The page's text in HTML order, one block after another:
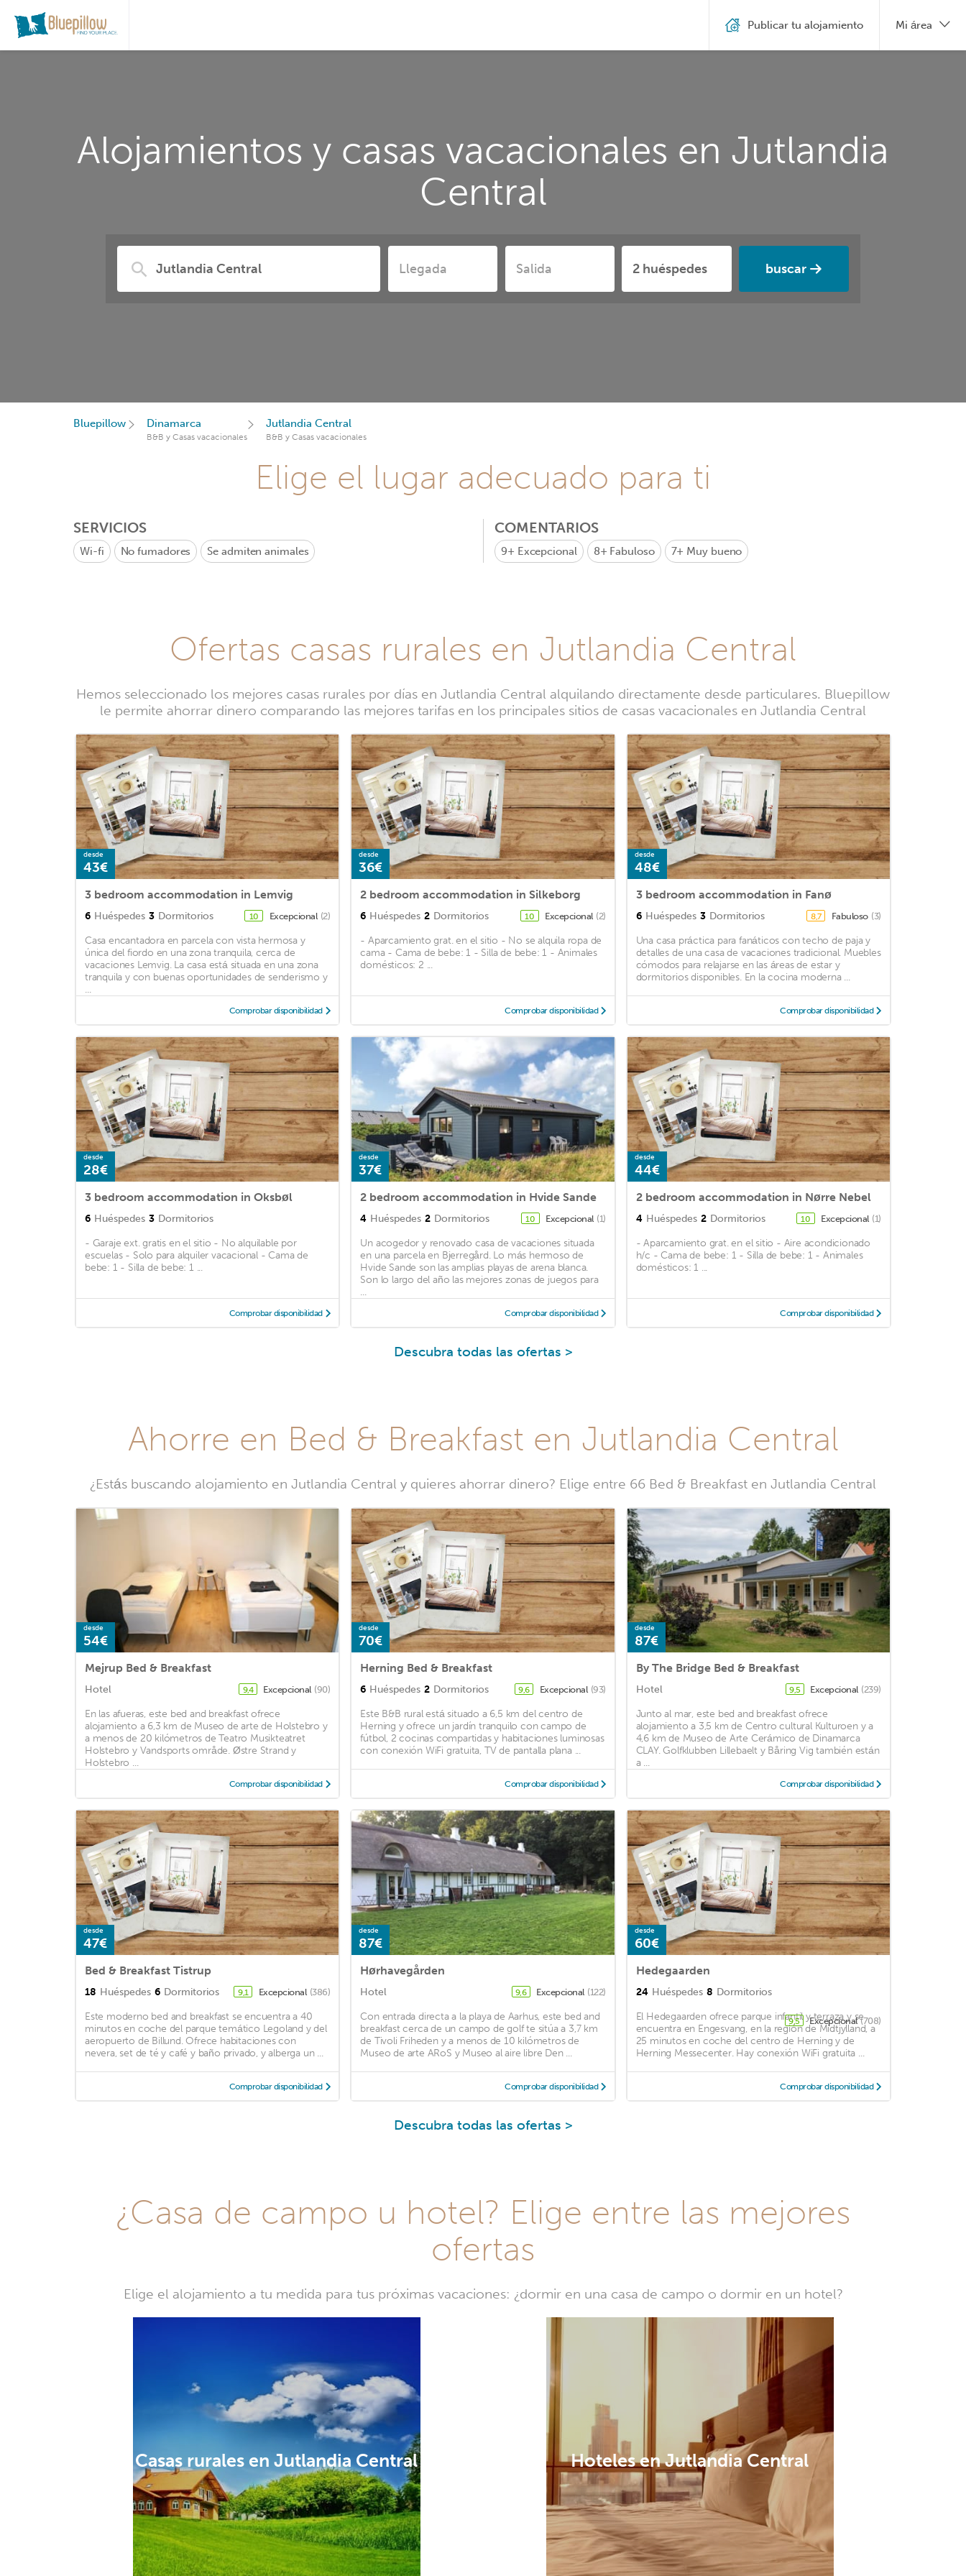
Alojamientos y casas vacacionales en Jutlandia
Central
buscar
Publicar tu alojamiento Mi área
Bluepillow Dinamarca
B&B y Casas vacacionales
Jutlandia Central
B&B y Casas vacacionales
Elige el lugar adecuado para ti
SERVICIOS
Wi-fi No fumadores Se admiten animales
COMENTARIOS
9+ Excepcional 8+ Fabuloso 7+ Muy bueno
Ofertas casas rurales en Jutlandia Central
Hemos seleccionado los mejores casas rurales por días en Jutlandia Central alquilando directamente desde particulares. Bluepillow
le permite ahorrar dinero comparando las mejores tarifas en los principales sitios de casas vacacionales en Jutlandia Central
desde
43€
3 bedroom accommodation in Lemvig
6 Huéspedes 3 Dormitorios 10 Excepcional (2)
Casa encantadora en parcela con vista hermosa y
única del fiordo en una zona tranquila, cerca de
vacaciones Lemvig. La casa está situada en una zona
tranquila y con buenas oportunidades de senderismo y
...
Comprobar disponibilidad
desde
36€
2 bedroom accommodation in Silkeborg
6 Huéspedes 2 Dormitorios 10 Excepcional (2)
- Aparcamiento grat. en el sitio - No se alquila ropa de
cama - Cama de bebe: 1 - Silla de bebe: 1 - Animales
domésticos: 2 ...
Comprobar disponibilidad
desde
48€
3 bedroom accommodation in Fanø
6 Huéspedes 3 Dormitorios 8,7 Fabuloso (3)
Una casa práctica para fanáticos con techo de paja y
detalles de una casa de vacaciones tradicional. Muebles
cómodos para relajarse en las áreas de estar y
dormitorios disponibles. En la cocina moderna ...
Comprobar disponibilidad
desde
28€
3 bedroom accommodation in Oksbøl
6 Huéspedes 3 Dormitorios
- Garaje ext. gratis en el sitio - No alquilable por
escuelas - Solo para alquiler vacacional - Cama de
bebe: 1 - Silla de bebe: 1 ...
Comprobar disponibilidad
desde
37€
2 bedroom accommodation in Hvide Sande
4 Huéspedes 2 Dormitorios 10 Excepcional (1)
Un acogedor y renovado casa de vacaciones situada
en una parcela en Bjerregård. Lo más hermoso de
Hvide Sande son las amplias playas de arena blanca.
Son lo largo del año las mejores zonas de juegos para
...
Comprobar disponibilidad
desde
44€
2 bedroom accommodation in Nørre Nebel
4 Huéspedes 2 Dormitorios 10 Excepcional (1)
- Aparcamiento grat. en el sitio - Aire acondicionado
h/c - Cama de bebe: 1 - Silla de bebe: 1 - Animales
domésticos: 1 ...
Comprobar disponibilidad
Descubra todas las ofertas >
Ahorre en Bed & Breakfast en Jutlandia Central
¿Estás buscando alojamiento en Jutlandia Central y quieres ahorrar dinero? Elige entre 66 Bed & Breakfast en Jutlandia Central
desde
54€
Mejrup Bed & Breakfast
Hotel 9,4 Excepcional (90)
En las afueras, este bed and breakfast ofrece
alojamiento a 6,3 km de Museo de arte de Holstebro y
a menos de 20 kilómetros de Teatro Musikteatret
Holstebro y Vandsports område. Østre Strand y
Holstebro ...
Comprobar disponibilidad
desde
70€
Herning Bed & Breakfast
6 Huéspedes 2 Dormitorios 9,6 Excepcional (93)
Este B&B rural está situado a 6,5 km del centro de
Herning y ofrece un jardín tranquilo con campo de
fútbol, 2 cocinas compartidas y habitaciones luminosas
con conexión WiFi gratuita, TV de pantalla plana ...
Comprobar disponibilidad
desde
87€
By The Bridge Bed & Breakfast
Hotel 9,5 Excepcional (239)
Junto al mar, este bed and breakfast ofrece
alojamiento a 3,5 km de Centro cultural Kulturoen y a
4,6 km de Museo de Arte Cerámico de Dinamarca
CLAY. Golfklubben Lillebaelt y Båring Vig también están
a ...
Comprobar disponibilidad
desde
47€
Bed & Breakfast Tistrup
18 Huéspedes 6 Dormitorios 9,1 Excepcional (386)
Este moderno bed and breakfast se encuentra a 40
minutos en coche del parque temático Legoland y del
aeropuerto de Billund. Ofrece habitaciones con
nevera, set de té y café y baño privado, y alberga un ...
Comprobar disponibilidad
desde
87€
Hørhavegården
Hotel 9,6 Excepcional (122)
Con entrada directa a la playa de Aarhus, este bed and
breakfast cerca de un campo de golf te sitúa a 3,7 km
de Tivoli Friheden y a menos de 10 kilómetros de
Museo de arte ARoS y Museo al aire libre Den ...
Comprobar disponibilidad
desde
60€
Hedegaarden
24 Huéspedes 8 Dormitorios
9,5 Excepcional(708)
El Hedegaarden ofrece parque infantil y terraza y se
encuentra en Engesvang, en la región de Midtjylland, a
25 minutos en coche del centro de Herning y de
Herning Messecenter. Hay conexión WiFi gratuita ...
Comprobar disponibilidad
Descubra todas las ofertas >
¿Casa de campo u hotel? Elige entre las mejores
ofertas
Elige el alojamiento a tu medida para tus próximas vacaciones: ¿dormir en una casa de campo o dormir en un hotel?
Casas rurales en Jutlandia Central Hoteles en Jutlandia Central